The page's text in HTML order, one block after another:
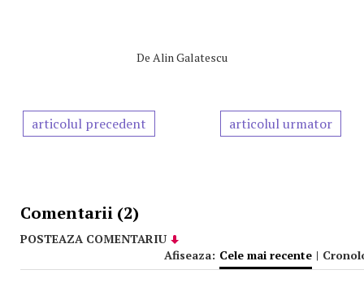
De Alin Galatescu
articolul precedent articolul urmator
Comentarii (2)
POSTEAZA COMENTARIU
Afiseaza: Cele mai recente |